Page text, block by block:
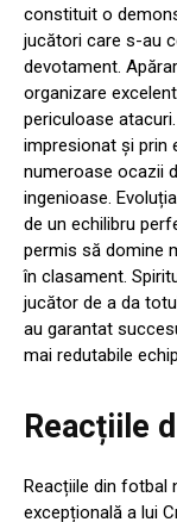
constituit o
jucători care s-au
devotament.
organizare
periculoase
impresionat și prin
numeroase ocazii
ingenioase.
de un echilibru
permis să domine
în clasament.
jucător de a da
au garantat
mai redutabile
Reacțiile
Reacțiile din fotbal
excepțională a lui